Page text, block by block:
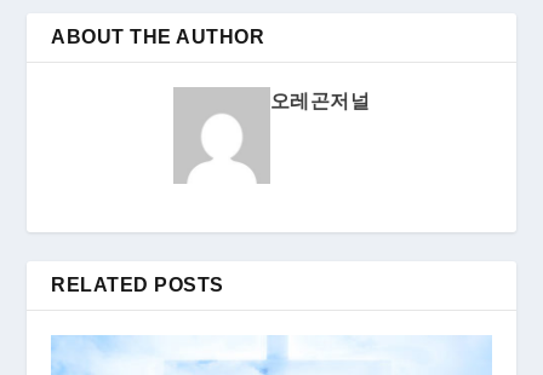
ABOUT THE AUTHOR
오레곤저널
RELATED POSTS